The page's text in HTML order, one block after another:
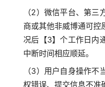
（2）微信平台、第
商或其他非威博通可控
况后【3】个工作日内
中断时间相应顺延。
（3）用户自身操作
权错误、提交信息不准